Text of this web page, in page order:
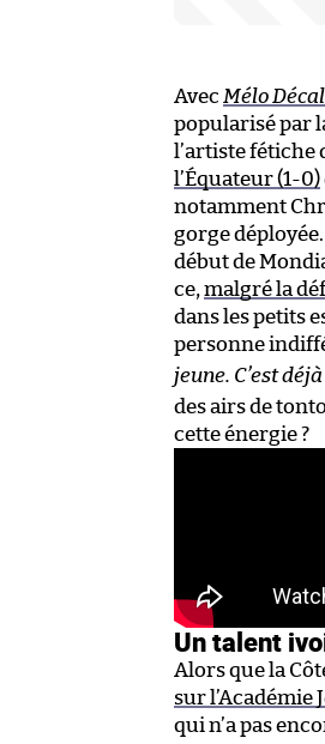
Avec Mélo
popularisé par
l’artiste fétiche
l’Équateur (1-0)
notamment
gorge
début de
ce, malgré la
dans les petits
personne
jeune. C’est
des airs de
cette énergie ?
Un talent
Alors que la
sur l’Académie
qui n’a pas